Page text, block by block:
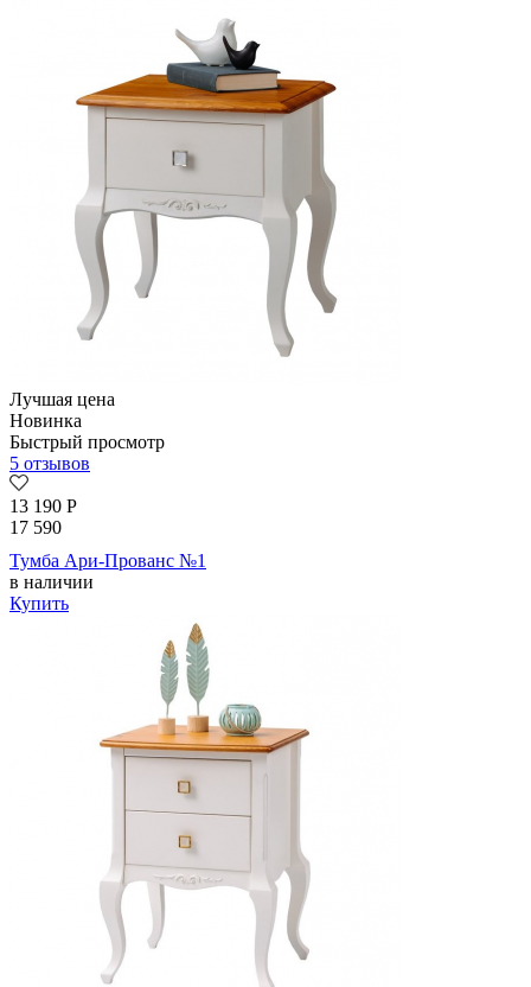
Лучшая цена
Новинка
Быстрый просмотр
5 отзывов
13 190 Р
17 590
Тумба Ари-Прованс №1
в наличии
Купить